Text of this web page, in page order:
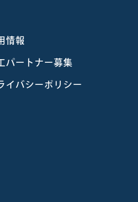
情報
パートナー募集
イバシーポリシー